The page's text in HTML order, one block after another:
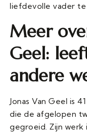
liefdevolle vader te
Meer
Geel:
andere
Jonas Van Geel is
die de afgelopen
gegroeid. Zijn